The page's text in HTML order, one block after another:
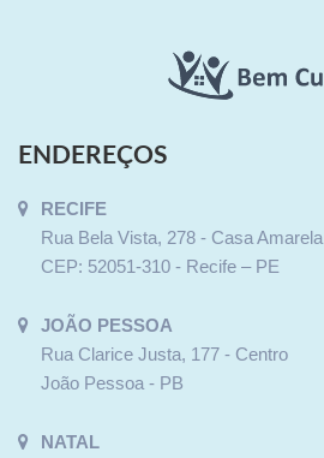
ENDEREÇOS
RECIFE
Rua Bela Vista, 278 - Casa Amarela
CEP: 52051-310 - Recife – PE
JOÃO PESSOA
Rua Clarice Justa, 177 - Centro
João Pessoa - PB
NATAL